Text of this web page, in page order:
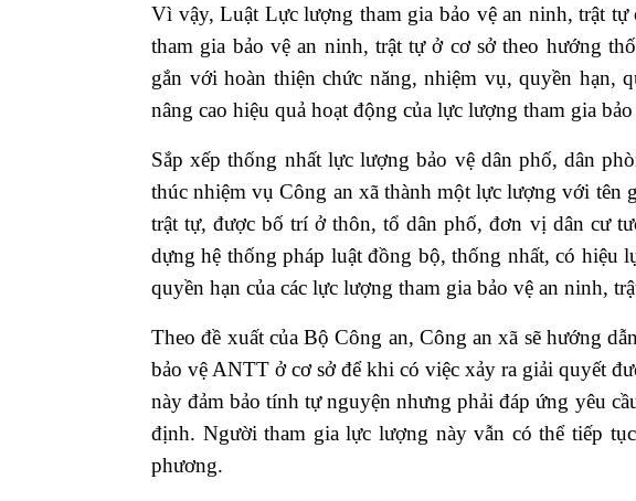
Vì vậy, Luật Lực lượng tham gia bảo vệ an ninh, trật tự
tham gia bảo vệ an ninh, trật tự ở cơ sở theo hướng
gắn với hoàn thiện chức năng, nhiệm vụ, quyền hạn,
nâng cao hiệu quả hoạt động của lực lượng tham gia
Sắp xếp thống nhất lực lượng bảo vệ dân phố, dân
thúc nhiệm vụ Công an xã thành một lực lượng với tên
trật tự, được bố trí ở thôn, tổ dân phố, đơn vị dân cư
dựng hệ thống pháp luật đồng bộ, thống nhất, có hiệu
quyền hạn của các lực lượng tham gia bảo vệ an ninh,
Theo đề xuất của Bộ Công an, Công an xã sẽ hướng
bảo vệ ANTT ở cơ sở để khi có việc xảy ra giải quyết
này đảm bảo tính tự nguyện nhưng phải đáp ứng yêu
định. Người tham gia lực lượng này vẫn có thể tiếp
phương.